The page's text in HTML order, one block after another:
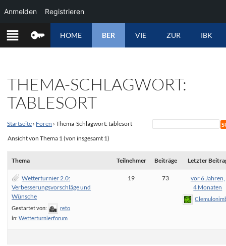
ZUM
INHALT
HOME BER VIE ZUR IBK
THEMA-SCHLAGWORT:
TABLESORT
Startseite › Foren › Thema-Schlagwort: tablesort
Ansicht von Thema 1 (von insgesamt 1)
Thema Teilnehmer Beiträge Letzter
Wetterturnier 2.0:
Verbesserungsvorschläge und
Wünsche
Gestartet von:
reto
in:Wetterturnierforum
19 73
vor 6 Jahren,
4 Monaten
Anmelden Registrieren